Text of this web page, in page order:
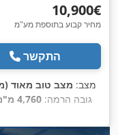
‏10,900 ‏€
מחיר קבוע בתוספת מע"מ
התקשר
מצב: מצב טוב מאוד
, גובה הרמה: 4,760 מ"מ